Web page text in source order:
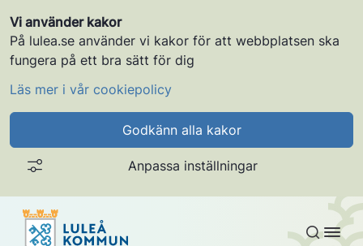
Vi använder kakor
På lulea.se använder vi kakor för att webbplatsen ska
fungera på ett bra sätt för dig
Läs mer i vår cookiepolicy
Godkänn alla kakor
Anpassa inställningar
Gå till innehållet